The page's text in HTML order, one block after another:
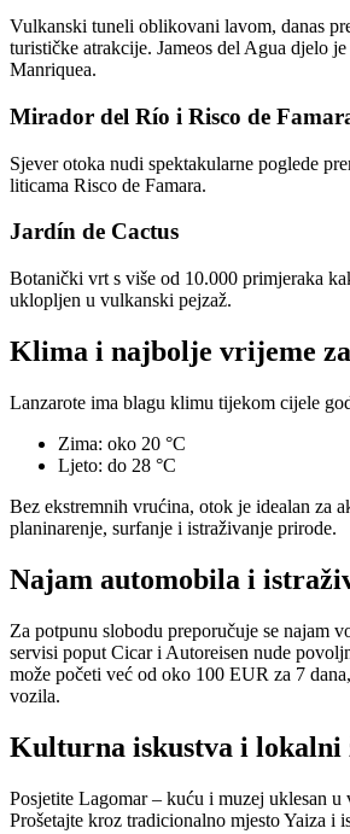
Vulkanski tuneli oblikovani lavom, danas
turističke atrakcije. Jameos del Agua djelo
Manriquea.
Mirador del Río i Risco de
Sjever otoka nudi spektakularne poglede
liticama Risco de Famara.
Jardín de Cactus
Botanički vrt s više od 10.000 primjeraka
uklopljen u vulkanski pejzaž.
Klima i najbolje vrijeme
Lanzarote ima blagu klimu tijekom cijele
Zima: oko 20 °C
Ljeto: do 28 °C
Bez ekstremnih vrućina, otok je idealan za
planinarenje, surfanje i istraživanje prirode.
Najam automobila i
Za potpunu slobodu preporučuje se najam
servisi poput Cicar i Autoreisen nude
može početi već od oko 100 EUR za 7
vozila.
Kulturna iskustva i lokalni
Posjetite Lagomar – kuću i muzej uklesan u
Prošetajte kroz tradicionalno mjesto Yaiza i